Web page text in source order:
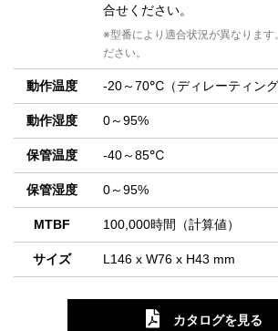
合せください。
※型番により適合状況が異なります
ださい。
動作温度 -20～70℃（ディレーティング
動作湿度 0～95%
保管温度 -40～85℃
保管湿度 0～95%
MTBF 100,000時間（計算値）
サイズ L146 x W76 x H43 mm
カタログを見る